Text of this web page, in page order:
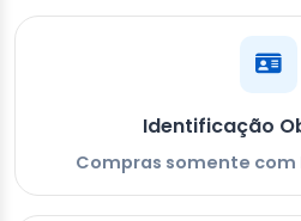
Identificação
Compras somente com